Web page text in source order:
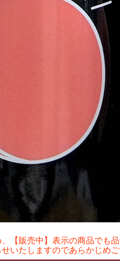
【販売中】表示の商品でも
いたしますのであらかじめ